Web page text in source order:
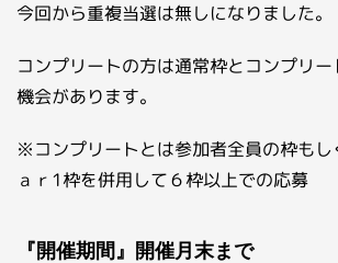
今回から重複当選は無しになりました。
コンプリートの方は通常枠とコンプリ
機会があります。
※コンプリートとは参加者全員の枠もし
ａｒ1枠を併用して６枠以上での応募
『開催期間』開催月末まで